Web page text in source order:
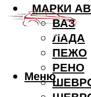
МАРКИ
ВАЗ
ЛАДА
ПЕЖО
РЕНО
Меню